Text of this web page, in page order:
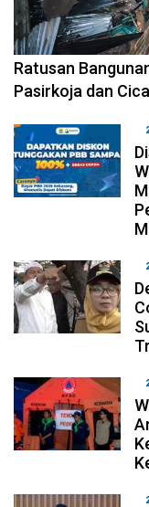
2026-08-06 17:34:08
Ratusan
Pasirkoja dan